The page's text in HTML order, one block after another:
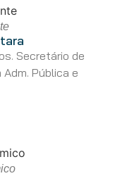
Secretário de
Pública e